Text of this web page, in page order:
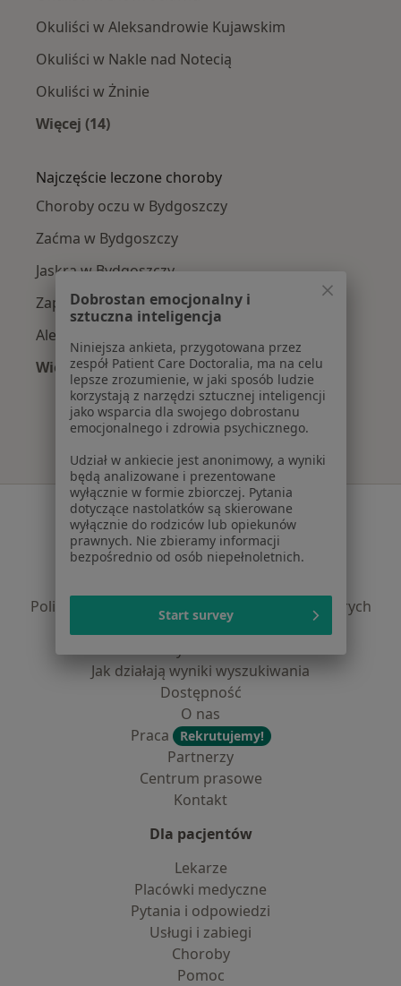
Okuliści w Aleksandrowie Kujawskim
Okuliści w Nakle nad Notecią
Okuliści w Żninie
Więcej (14)
Najczęście leczone choroby
Choroby oczu w Bydgoszczy
Zaćma w Bydgoszczy
Jaskra w Bydgoszczy
Zapalenie spojówek w Bydgoszczy
Alergiczne choroby oczu w Bydgoszczy
Więcej (15)
Więcej w kategorii: Najczęście leczone
Serwis
Regulamin
Polityka prywatności pacjentów
Polityka prywatności dla profesjonalistów, których
dane pozyskaliśmy samodzielnie
Jak działają wyniki wyszukiwania
Dostępność
O nas
Praca
Rekrutujemy!
Partnerzy
Centrum prasowe
Kontakt
Dla pacjentów
Lekarze
Placówki medyczne
Pytania i odpowiedzi
Usługi i zabiegi
Choroby
Pomoc
Dobrostan emocjonalny i
sztuczna inteligencja
Niniejsza ankieta, przygotowana przez
zespół Patient Care Doctoralia, ma na celu
lepsze zrozumienie, w jaki sposób ludzie
korzystają z narzędzi sztucznej inteligencji
jako wsparcia dla swojego dobrostanu
emocjonalnego i zdrowia psychicznego.
Udział w ankiecie jest anonimowy, a wyniki
będą analizowane i prezentowane
wyłącznie w formie zbiorczej. Pytania
dotyczące nastolatków są skierowane
wyłącznie do rodziców lub opiekunów
prawnych. Nie zbieramy informacji
bezpośrednio od osób niepełnoletnich.
Start survey